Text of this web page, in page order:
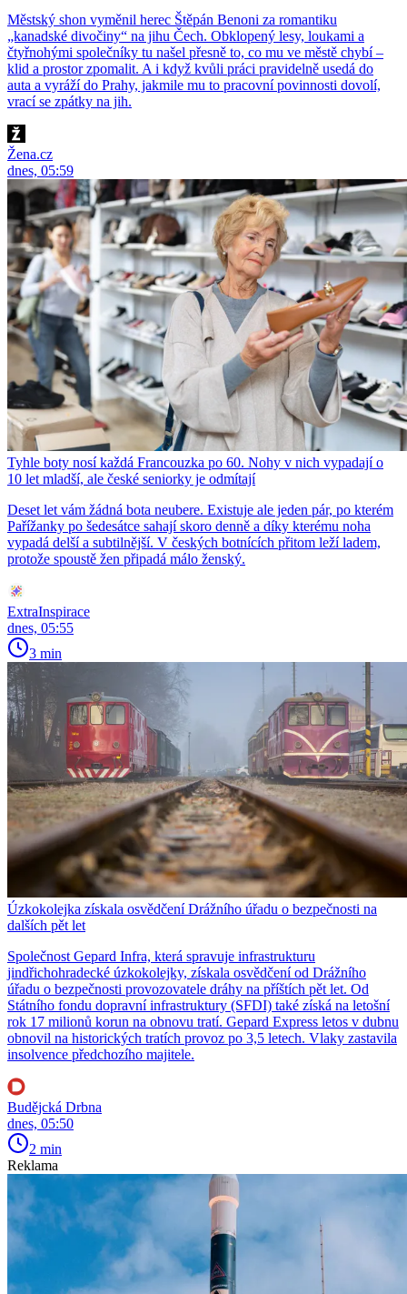
Městský shon vyměnil herec Štěpán Benoni za romantiku
„kanadské divočiny“ na jihu Čech. Obklopený lesy, loukami a
čtyřnohými společníky tu našel přesně to, co mu ve městě chybí –
klid a prostor zpomalit. A i když kvůli práci pravidelně usedá do
auta a vyráží do Prahy, jakmile mu to pracovní povinnosti dovolí,
vrací se zpátky na jih.
Žena.cz
dnes, 05:59
Tyhle boty nosí každá Francouzka po 60. Nohy v nich vypadají o
10 let mladší, ale české seniorky je odmítají
Deset let vám žádná bota neubere. Existuje ale jeden pár, po kterém
Pařížanky po šedesátce sahají skoro denně a díky kterému noha
vypadá delší a subtilnější. V českých botnících přitom leží ladem,
protože spoustě žen připadá málo ženský.
ExtraInspirace
dnes, 05:55
3 min
Úzkokolejka získala osvědčení Drážního úřadu o bezpečnosti na
dalších pět let
Společnost Gepard Infra, která spravuje infrastrukturu
jindřichohradecké úzkokolejky, získala osvědčení od Drážního
úřadu o bezpečnosti provozovatele dráhy na příštích pět let. Od
Státního fondu dopravní infrastruktury (SFDI) také získá na letošní
rok 17 milionů korun na obnovu tratí. Gepard Express letos v dubnu
obnovil na historických tratích provoz po 3,5 letech. Vlaky zastavila
insolvence předchozího majitele.
Budějcká Drbna
dnes, 05:50
2 min
Reklama